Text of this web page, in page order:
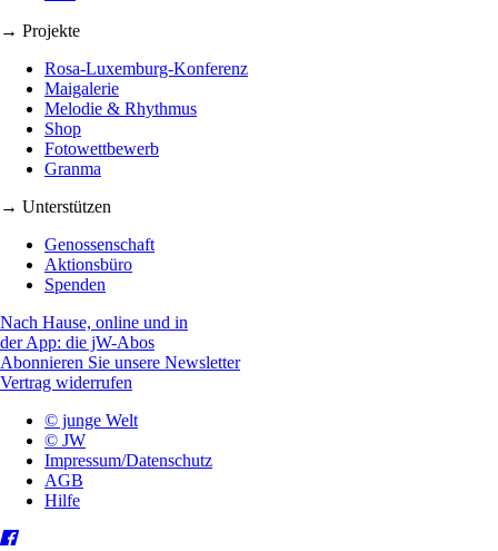
→ Projekte
Rosa-Luxemburg-Konferenz
Maigalerie
Melodie & Rhythmus
Shop
Fotowettbewerb
Granma
→ Unterstützen
Genossenschaft
Aktionsbüro
Spenden
Nach Hause, online und in
der App: die jW-Abos
Abonnieren Sie unsere Newsletter
Vertrag widerrufen
© junge Welt
© JW
Impressum/Datenschutz
AGB
Hilfe